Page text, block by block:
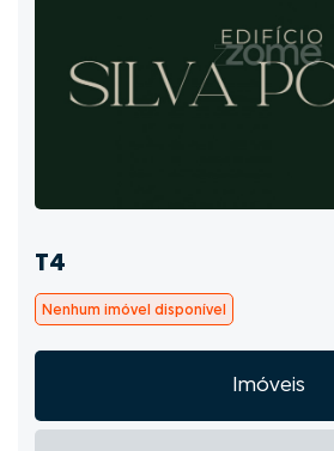
T4
Nenhum imóvel disponível
Imóveis